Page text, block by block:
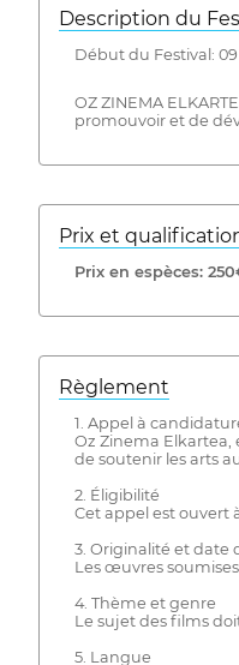
Description du
Début du Festival:
OZ ZINEMA
promouvoir et de
Prix ​​et
Prix ​​en espèces:
Règlement
1. Appel à
Oz Zinema
de soutenir les arts
2. Éligibilité
Cet appel est ouvert
3. Originalité et date
Les œuvres
4. Thème et genre
Le sujet des films
5. Langue